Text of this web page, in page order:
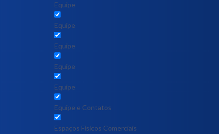
Equipe
Equipe
Equipe
Equipe
Equipe
Equipe e Contatos
Espaços Físicos Comerciais